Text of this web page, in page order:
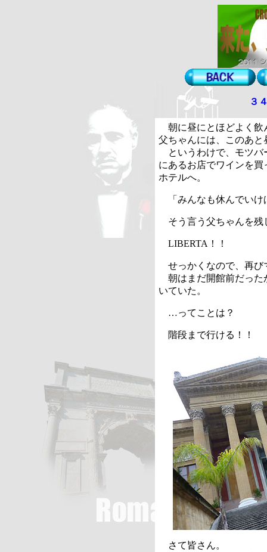
３
朝に昼にとほどよく
父ちゃんには、このあと
というわけで、モツバ
にあるお店でワインを
ホテルへ。
「みんなも休んでいけ
そう言う父ちゃんを残
LIBERTA ！！
せっかくなので、再び
朝はまだ開館前だった
いていた。
…ってことは？
階段まで行ける！！
さて皆さん。